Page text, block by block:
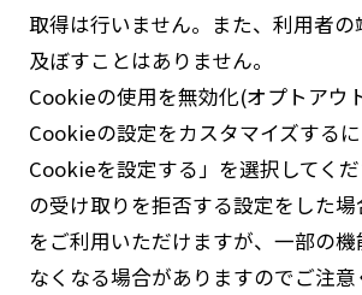
取得は行いません。また、利用者の
及ぼすことはありません。
Cookieの使用を無効化(オプトアウ
Cookieの設定をカスタマイズする
Cookieを設定する」を選択してく
の受け取りを拒否する設定をした場
をご利用いただけますが、一部の機
なくなる場合がありますのでご注意